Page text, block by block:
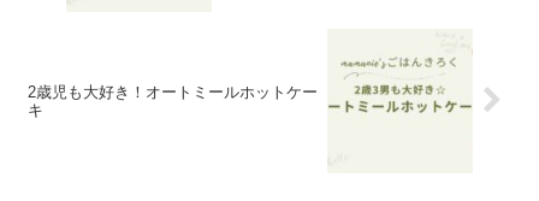
2歳児も大好き！オートミールホットケー
キ